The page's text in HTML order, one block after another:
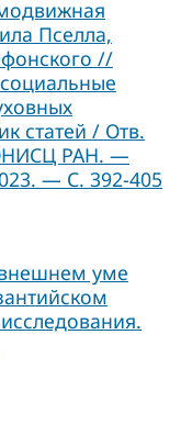
Пселла,
//
статей / Отв.
РАН. —
— С. 392-405
уме